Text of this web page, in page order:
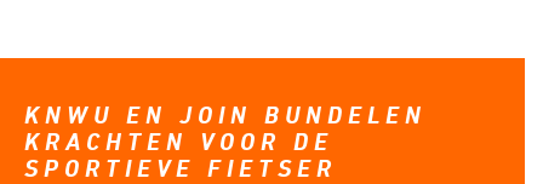
KNWU EN JOIN BUNDELEN
KRACHTEN VOOR DE
SPORTIEVE FIETSER